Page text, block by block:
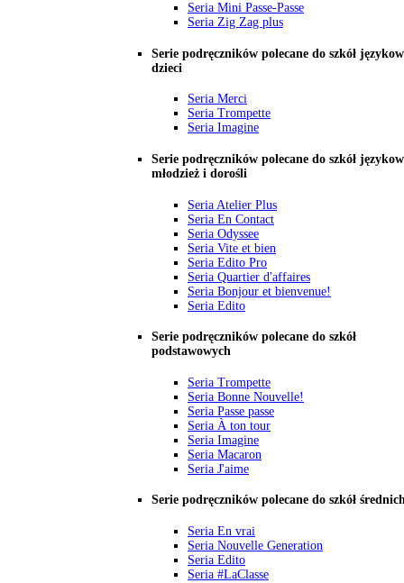
Seria Mini Passe-Passe
Seria Zig Zag plus
Serie podręczników polecane do szkół
dzieci
Seria Merci
Seria Trompette
Seria Imagine
Serie podręczników polecane do szkół
młodzież i dorośli
Seria Atelier Plus
Seria En Contact
Seria Odyssee
Seria Vite et bien
Seria Edito Pro
Seria Quartier d'affaires
Seria Bonjour et bienvenue!
Seria Edito
Serie podręczników polecane do szkół
podstawowych
Seria Trompette
Seria Bonne Nouvelle!
Seria Passe passe
Seria À ton tour
Seria Imagine
Seria Macaron
Seria J'aime
Serie podręczników polecane do szkół
Seria En vrai
Seria Nouvelle Generation
Seria Edito
Seria #LaClasse